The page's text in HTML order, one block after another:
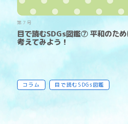
第７号
目で読むSDGs図鑑⑦ 平和のた
考えてみよう！
コラム 目で読むSDGs図鑑